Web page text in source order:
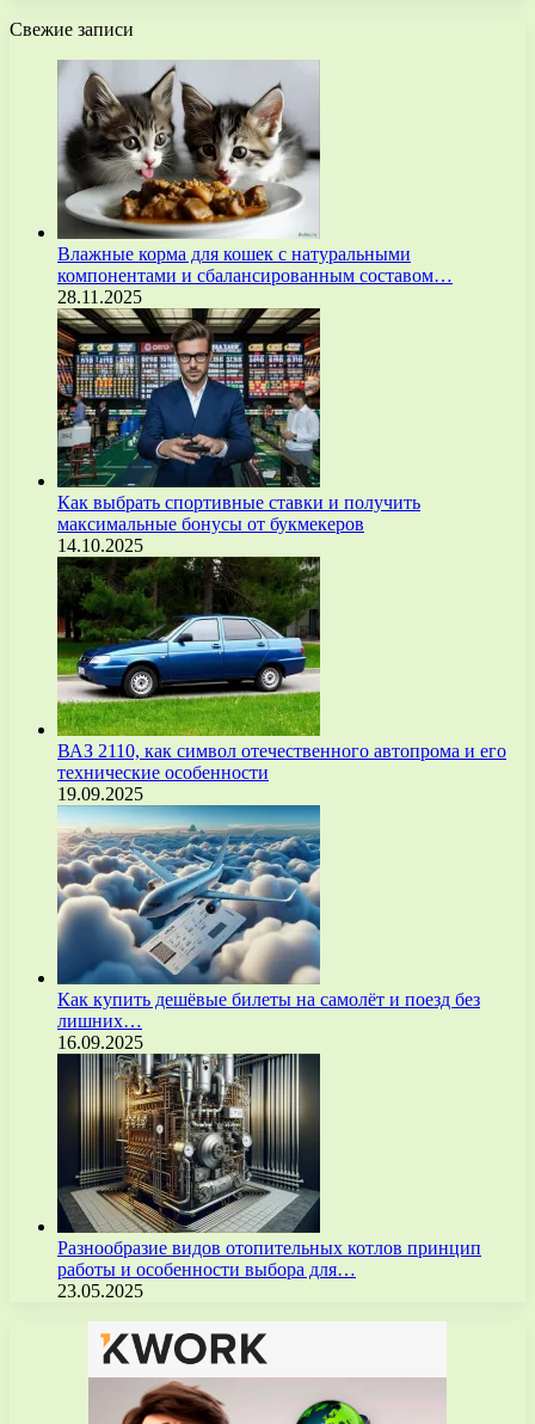
Свежие записи
Влажные корма для кошек с натуральными
компонентами и сбалансированным составом…
28.11.2025
Как выбрать спортивные ставки и получить
максимальные бонусы от букмекеров
14.10.2025
ВАЗ 2110, как символ отечественного автопрома и его
технические особенности
19.09.2025
Как купить дешёвые билеты на самолёт и поезд без
лишних…
16.09.2025
Разнообразие видов отопительных котлов принцип
работы и особенности выбора для…
23.05.2025